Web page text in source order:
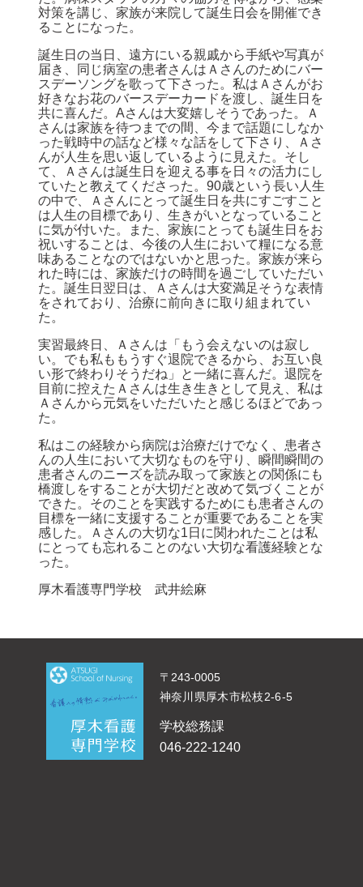
対策を講じ、家族が来院して誕生日会を開催でき
ることになった。
誕生日の当日、遠方にいる親戚から手紙や写真が
届き、同じ病室の患者さんはＡさんのためにバー
スデーソングを歌って下さった。私はＡさんがお
好きなお花のバースデーカードを渡し、誕生日を
共に喜んだ。Aさんは大変嬉しそうであった。Ａ
さんは家族を待つまでの間、今まで話題にしなか
った戦時中の話など様々な話をして下さり、Ａさ
んが人生を思い返しているように見えた。そし
て、Ａさんは誕生日を迎える事を日々の活力にし
ていたと教えてくださった。90歳という長い人生
の中で、Ａさんにとって誕生日を共にすごすこと
は人生の目標であり、生きがいとなっていること
に気が付いた。また、家族にとっても誕生日をお
祝いすることは、今後の人生において糧になる意
味あることなのではないかと思った。家族が来ら
れた時には、家族だけの時間を過ごしていただい
た。誕生日翌日は、Ａさんは大変満足そうな表情
をされており、治療に前向きに取り組まれてい
た。
実習最終日、Ａさんは「もう会えないのは寂し
い。でも私ももうすぐ退院できるから、お互い良
い形で終わりそうだね」と一緒に喜んだ。退院を
目前に控えたＡさんは生き生きとして見え、私は
Ａさんから元気をいただいたと感じるほどであっ
た。
私はこの経験から病院は治療だけでなく、患者さ
んの人生において大切なものを守り、瞬間瞬間の
患者さんのニーズを読み取って家族との関係にも
橋渡しをすることが大切だと改めて気づくことが
できた。そのことを実践するためにも患者さんの
目標を一緒に支援することが重要であることを実
感した。Ａさんの大切な1日に関われたことは私
にとっても忘れることのない大切な看護経験とな
った。
厚木看護専門学校 武井絵麻
〒243-0005
神奈川県厚木市松枝2-6-5
学校総務課
046-222-1240